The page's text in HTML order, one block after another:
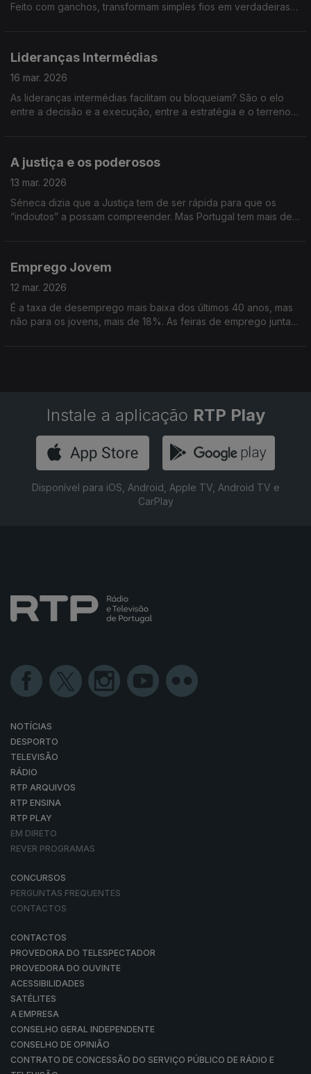
Feito com ganchos, transformam simples fios em verdadeiras
Lideranças Intermédias
16 mar. 2026
As lideranças intermédias facilitam ou bloqueiam? São o elo
entre a decisão e a execução, entre a estratégia e o terreno,
A justiça e os poderosos
13 mar. 2026
Séneca dizia que a Justiça tem de ser rápida para que os
“indoutos” a possam compreender. Mas Portugal tem mais de
Emprego Jovem
12 mar. 2026
É a taxa de desemprego mais baixa dos últimos 40 anos, mas
não para os jovens, mais de 18%. As feiras de emprego juntam
Instale a aplicação RTP Play
Disponível para iOS, Android, Apple TV, Android TV e
CarPlay
NOTÍCIAS
DESPORTO
TELEVISÃO
RÁDIO
RTP ARQUIVOS
RTP ENSINA
RTP PLAY
EM DIRETO
REVER PROGRAMAS
CONCURSOS
PERGUNTAS FREQUENTES
CONTACTOS
CONTACTOS
PROVEDORA DO TELESPECTADOR
PROVEDORA DO OUVINTE
ACESSIBILIDADES
SATÉLITES
A EMPRESA
CONSELHO GERAL INDEPENDENTE
CONSELHO DE OPINIÃO
CONTRATO DE CONCESSÃO DO SERVIÇO PÚBLICO DE RÁDIO E